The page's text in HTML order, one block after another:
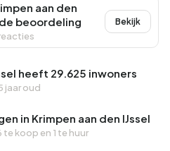
aan den
beoordeling
Bekijk
heeft 29.625 inwoners
jaar oud
in Krimpen aan den IJssel
te koop en 1 te huur